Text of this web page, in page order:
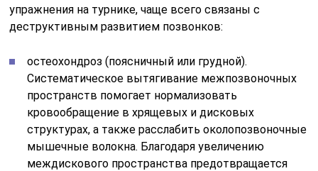
упражнения на турнике, чаще всего связаны с
деструктивным развитием позвонков:
остеохондроз (поясничный или грудной).
Систематическое вытягивание межпозвоночных
пространств помогает нормализовать
кровообращение в хрящевых и дисковых
структурах, а также расслабить околопозвоночные
мышечные волокна. Благодаря увеличению
междискового пространства предотвращается